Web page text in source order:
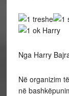
Nga Harry
Në organizim
në